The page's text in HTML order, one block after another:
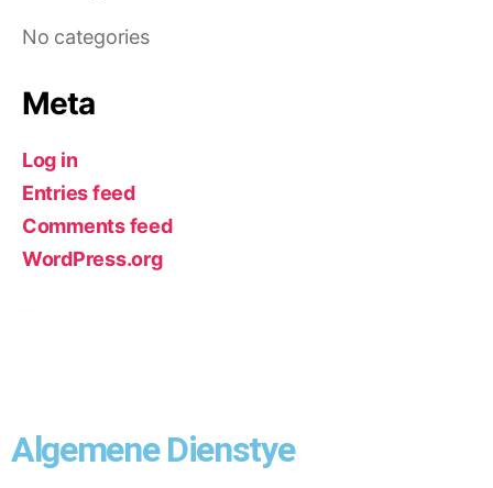
No categories
Meta
Log in
Entries feed
Comments feed
WordPress.org
Algemene Dienstye